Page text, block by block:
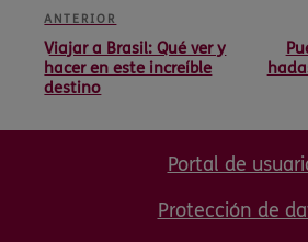
ANTERIOR
Viajar a Brasil: Qué ver y
hacer en este increíble
destino
Portal de
Protección de